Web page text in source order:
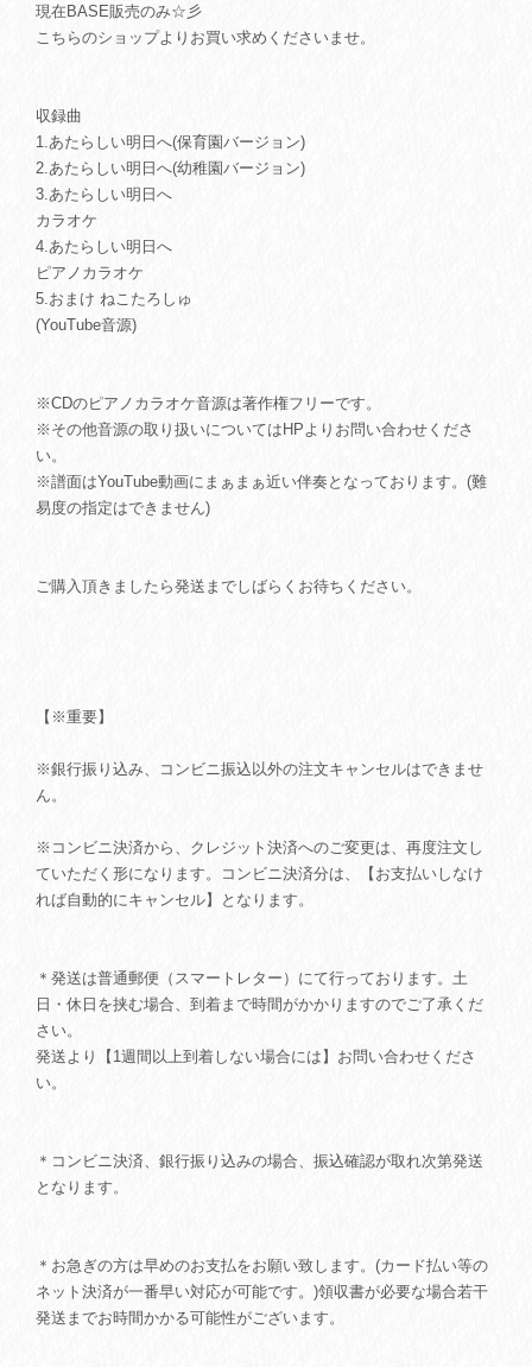
現在BASE販売のみ☆彡
こちらのショップよりお買い求めくださいませ。
収録曲
1.あたらしい明日へ(保育園バージョン)
2.あたらしい明日へ(幼稚園バージョン)
3.あたらしい明日へ
カラオケ
4.あたらしい明日へ
ピアノカラオケ
5.おまけ ねこたろしゅ
(YouTube音源)
※CDのピアノカラオケ音源は著作権フリーです。
※その他音源の取り扱いについてはHPよりお問い合わせくださ
い。
※譜面はYouTube動画にまぁまぁ近い伴奏となっております。(難
易度の指定はできません)
ご購入頂きましたら発送までしばらくお待ちください。
【※重要】
※銀行振り込み、コンビニ振込以外の注文キャンセルはできませ
ん。
※コンビニ決済から、クレジット決済へのご変更は、再度注文し
ていただく形になります。コンビニ決済分は、【お支払いしなけ
れば自動的にキャンセル】となります。
＊発送は普通郵便（スマートレター）にて行っております。土
日・休日を挟む場合、到着まで時間がかかりますのでご了承くだ
さい。
発送より【1週間以上到着しない場合には】お問い合わせくださ
い。
＊コンビニ決済、銀行振り込みの場合、振込確認が取れ次第発送
となります。
＊お急ぎの方は早めのお支払をお願い致します。(カード払い等の
ネット決済が一番早い対応が可能です。)領収書が必要な場合若干
発送までお時間かかる可能性がございます。